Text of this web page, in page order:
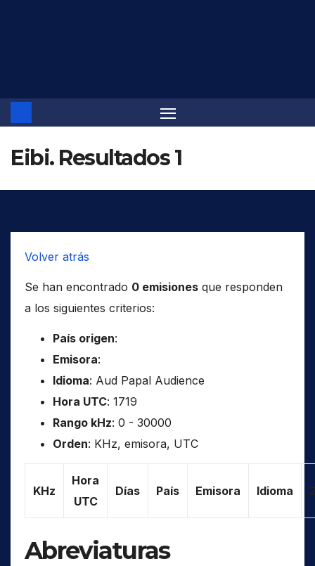
Eibi. Resultados 1
Volver atrás
Se han encontrado 0 emisiones que responden
a los siguientes criterios:
País origen:
Emisora:
Idioma: Aud Papal Audience
Hora UTC: 1719
Rango kHz: 0 - 30000
Orden: KHz, emisora, UTC
KHz
Hora
UTC
Días País Emisora Idioma
Abreviaturas